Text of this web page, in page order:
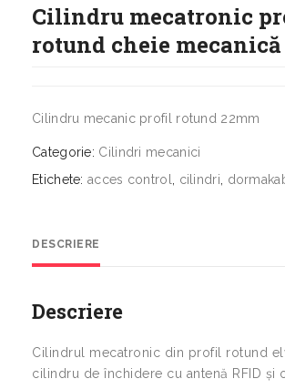
Cilindru mecatronic
rotund cheie mecanică
Cilindru mecanic profil rotund 22mm
Categorie: Cilindri mecanici
Etichete: acces control cilindri
DESCRIERE
Descriere
Cilindrul mecatronic din profil rotund
cilindru de închidere cu antenă RFID și